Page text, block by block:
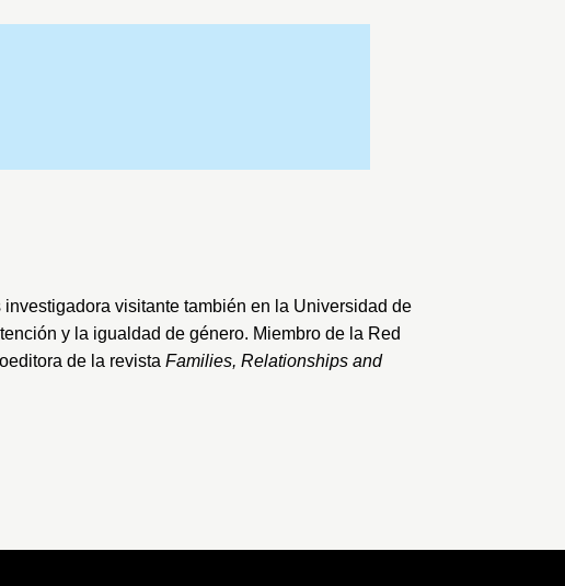
investigadora visitante también en la Universidad de
y la igualdad de género. Miembro de la Red
de la revista Families, Relationships and